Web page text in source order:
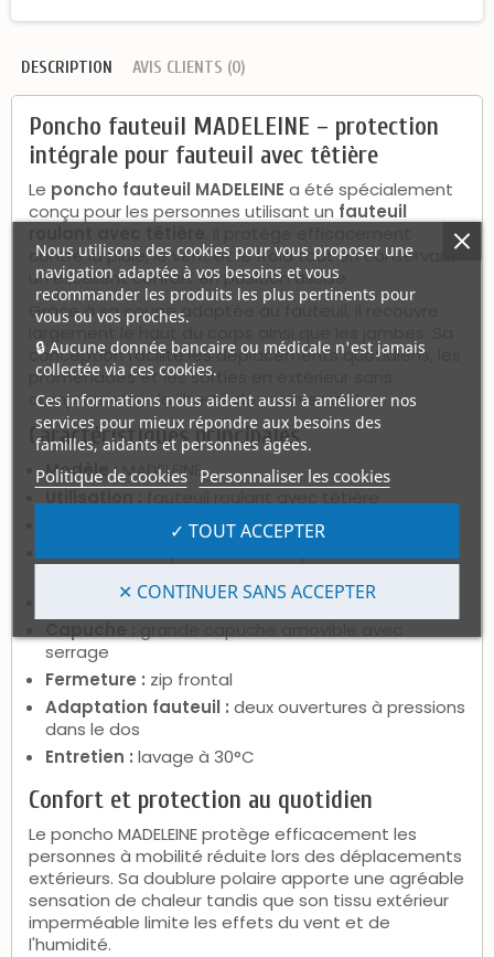
DESCRIPTION AVIS CLIENTS (0)
Poncho fauteuil MADELEINE – protection
intégrale pour fauteuil avec têtière
Le poncho fauteuil MADELEINE a été spécialement
conçu pour les personnes utilisant un fauteuil
contre la pluie, le vent et le froid tout en conservant
un excellent confort en position assise.
Grâce à sa coupe adaptée au fauteuil, il recouvre
largement le haut du corps ainsi que les jambes. Sa
conception facilite les déplacements quotidiens, les
promenades et les sorties en extérieur sans
compromettre la liberté de mouvement.
Caractéristiques principales
Modèle :MADELEINE
100 % polyamide
Doublure : polaire intégrée
serrage
Fermeture : zip frontal
Adaptation fauteuil : deux ouvertures à pressions
dans le dos
Entretien : lavage à 30°C
Confort et protection au quotidien
Le poncho MADELEINE protège efficacement les
personnes à mobilité réduite lors des déplacements
extérieurs. Sa doublure polaire apporte une agréable
sensation de chaleur tandis que son tissu extérieur
imperméable limite les effets du vent et de
l'humidité.
Nous utilisons des cookies pour vous proposer une
navigation adaptée à vos besoins et vous
recommander les produits les plus pertinents pour
vous ou vos proches.
🔒 Aucune donnée bancaire ou médicale n'est jamais
collectée via ces cookies.
Ces informations nous aident aussi à améliorer nos
services pour mieux répondre aux besoins des
familles, aidants et personnes âgées.
Politique de cookies Personnaliser les cookies
✕ CONTINUER SANS ACCEPTER
✓ TOUT ACCEPTER